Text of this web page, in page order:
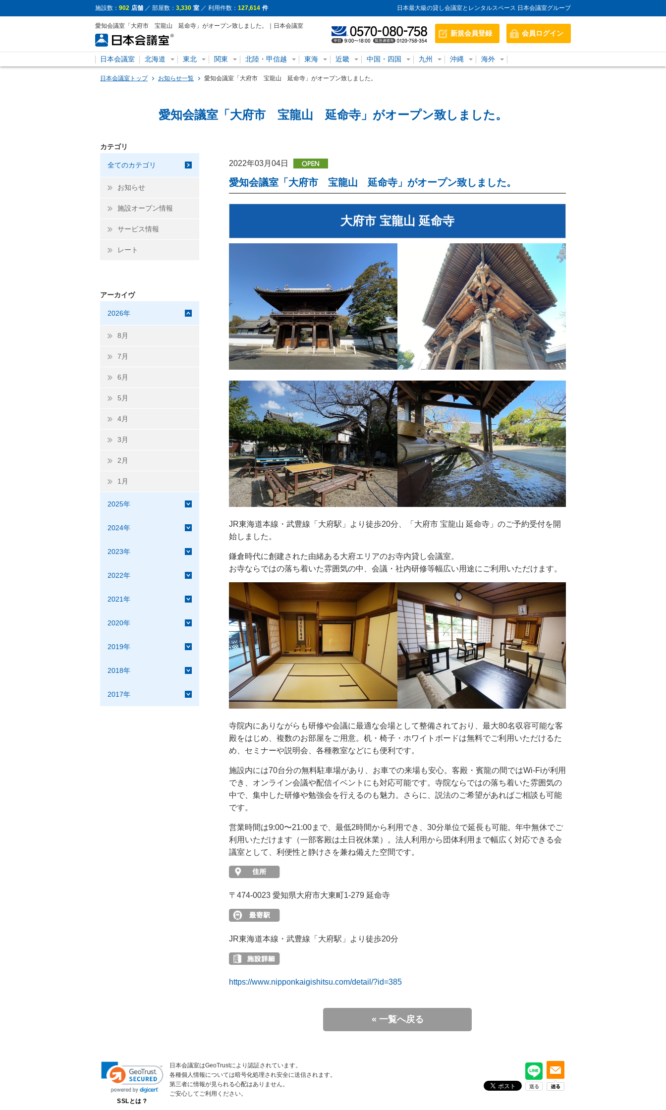
施設数： 902 店舗 ／ 部屋数： 3,330 室 ／ 利用件数： 127,614 件 日本最大級の貸し会議室とレンタルスペース 日本会議室グループ
愛知会議室「大府市 宝龍山 延命寺」がオープン致しました。｜日本会議室
新規会員登録 会員ログイン
日本会議室 北海道 東北 関東 北陸・甲信越 東海 近畿 中国・四国 九州 沖縄 海外
日本会議室トップ お知らせ一覧 愛知会議室「大府市 宝龍山 延命寺」がオープン致しました。
愛知会議室「大府市 宝龍山 延命寺」がオープン致しました。
カテゴリ
全てのカテゴリ
お知らせ
施設オープン情報
サービス情報
レート
アーカイヴ
2026年
8月
7月
6月
5月
4月
3月
2月
1月
2025年
2024年
2023年
2022年
2021年
2020年
2019年
2018年
2017年
2022年03月04日
愛知会議室「大府市 宝龍山 延命寺」がオープン致しました。
大府市 宝龍山 延命寺
JR東海道本線・武豊線「大府駅」より徒歩20分、「大府市 宝龍山 延命寺」のご予約受付を開
始しました。
鎌倉時代に創建された由緒ある大府エリアのお寺内貸し会議室。
お寺ならではの落ち着いた雰囲気の中、会議・社内研修等幅広い用途にご利用いただけます。
寺院内にありながらも研修や会議に最適な会場として整備されており、最大80名収容可能な客
殿をはじめ、複数のお部屋をご用意。机・椅子・ホワイトボードは無料でご利用いただけるた
め、セミナーや説明会、各種教室などにも便利です。
施設内には70台分の無料駐車場があり、お車での来場も安心。客殿・賓龍の間ではWi-Fiが利用
でき、オンライン会議や配信イベントにも対応可能です。寺院ならではの落ち着いた雰囲気の
中で、集中した研修や勉強会を行えるのも魅力。さらに、説法のご希望があればご相談も可能
です。
営業時間は9:00〜21:00まで、最低2時間から利用でき、30分単位で延長も可能。年中無休でご
利用いただけます（一部客殿は土日祝休業）。法人利用から団体利用まで幅広く対応できる会
議室として、利便性と静けさを兼ね備えた空間です。
〒474-0023 愛知県大府市大東町1-279 延命寺
JR東海道本線・武豊線「大府駅」より徒歩20分
https://www.nipponkaigishitsu.com/detail/?id=385
« 一覧へ戻る
SSLとは？
日本会議室はGeoTrustにより認証されています。
各種個人情報については暗号化処理され安全に送信されます。
第三者に情報が見られる心配はありません。
ご安心してご利用ください。